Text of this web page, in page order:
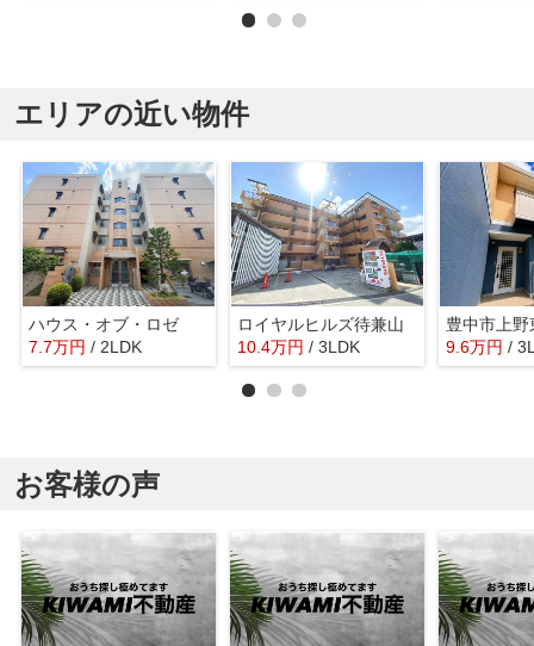
エリアの近い物件
ハウス・オブ・ロゼ
7.7万円 / 2LDK
ロイヤルヒルズ待兼山
10.4万円 / 3LDK 9.6万円 /
お客様の声